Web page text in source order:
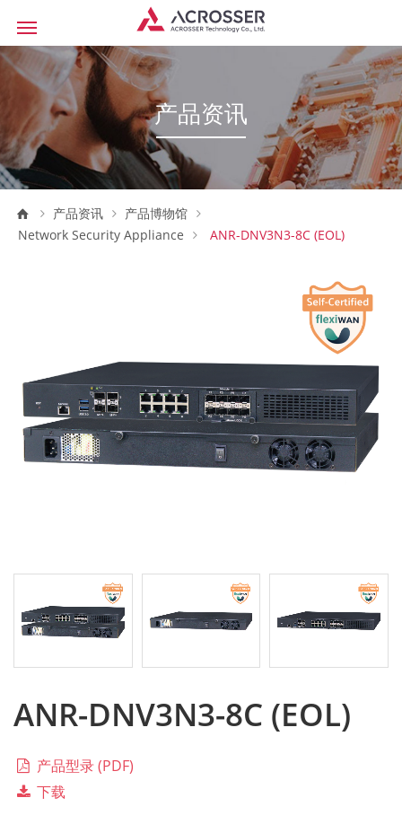
产品资讯
产品资讯
产品博物馆
Network Security Appliance
ANR-DNV3N3-8C (EOL)
ANR-DNV3N3-8C (EOL)
产品型录 (PDF)
下载